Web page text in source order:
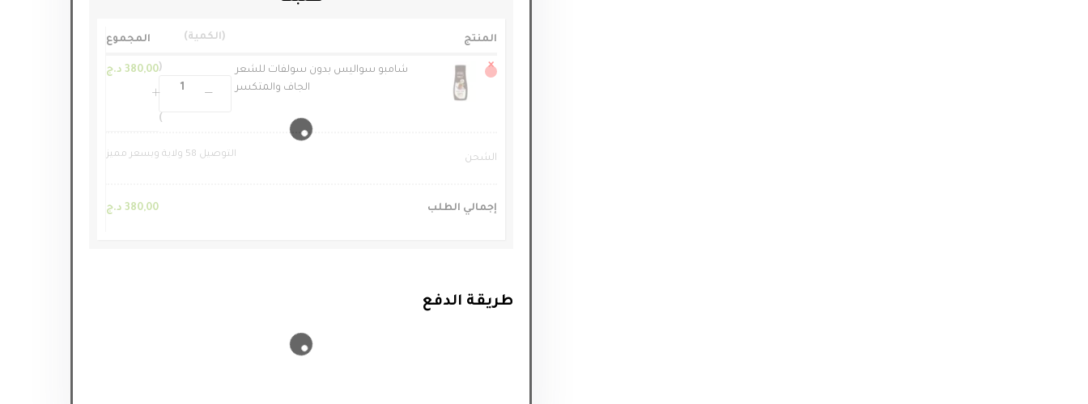
المنتج الكمية المجموع
×
شامبو سواليس بدون سولفات للشعر
الجاف والمتكسر
380,00 د.ج
الشحن التوصيل 58 ولاية وبسعر مميز
إجمالي الطلب 380,00 د.ج
طريقة الدفع